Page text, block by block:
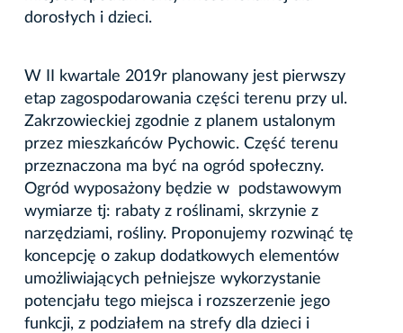
dorosłych i dzieci.
W II kwartale 2019r planowany jest pierwszy
etap zagospodarowania części terenu przy ul.
Zakrzowieckiej zgodnie z planem ustalonym
przez mieszkańców Pychowic. Część terenu
przeznaczona ma być na ogród społeczny.
Ogród wyposażony będzie w podstawowym
wymiarze tj: rabaty z roślinami, skrzynie z
narzędziami, rośliny. Proponujemy rozwinąć tę
koncepcję o zakup dodatkowych elementów
umożliwiających pełniejsze wykorzystanie
potencjału tego miejsca i rozszerzenie jego
funkcji, z podziałem na strefy dla dzieci i